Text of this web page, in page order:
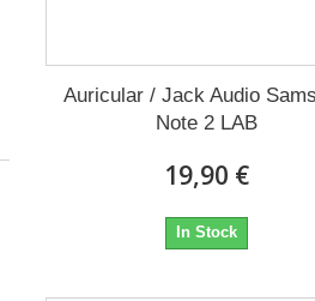
Auricular / Jack Audio
Note 2 LAB
19,90 €
In Stock